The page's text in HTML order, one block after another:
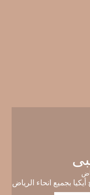
بجميع انحاء الرياض